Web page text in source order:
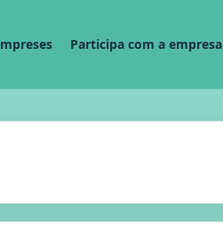
Participa com a empresa